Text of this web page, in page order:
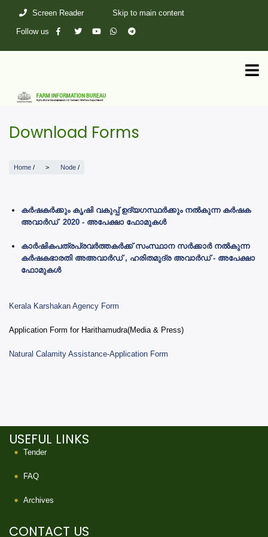
Screen Reader Skip to main content
Follow us
Download Forms
Home / Node /
കർഷകർക്കും കൃഷി വകുപ്പ് ഉദ്യഗസ്ഥർക്കും നൽകുന്ന കർഷക
അവാർഡ് 2020 - അപേക്ഷാ ഫോമുകൾ
കാർഷികപത്രപ്രവർത്തകർക്ക് സംസ്ഥാന സർക്കാർ നൽകുന്ന
കർഷകഭാരതി അഅവാർഡ് , ഹരിതമുദ്ര അവാർഡ് - അപേക്ഷാ
ഫോമുകൾ
Kerala Karshakan Agency Form
Application Form for Harithamudra(Media & Press)
Natural Calamity Assistance-Application Form
USEFUL LINKS
Tender
FAQ
Archives
CONTACT US